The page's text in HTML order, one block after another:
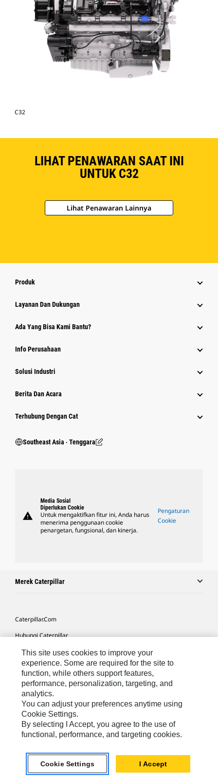
C32
LIHAT PENAWARAN SAAT INI
UNTUK C32
Lihat Penawaran Lainnya
Produk
Layanan Dan Dukungan
Ada Yang Bisa Kami Bantu?
Info Perusahaan
Solusi Industri
Berita Dan Acara
Terhubung Dengan Cat
Southeast Asia ‧ Tenggara
warning
Media Sosial
Diperlukan Cookie
Untuk mengaktifkan fitur ini, Anda harus
menerima penggunaan cookie
penargetan, fungsional, dan kinerja.
Pengaturan
Cookie
Merek Caterpillar
Caterpillar.com
Hubungi Caterpillar
Preferensi Pemasaran Saya
Peta Situs
Cookie Settings
Hukum
Privasi
Asia Tenggara© 2026 Caterpillar. Hak Dilindungi UU.
This site uses cookies to improve your
experience. Some are required for the site to
function, while others support features,
performance, personalization, targeting, and
analytics.
You can adjust your preferences anytime using
Cookie Settings.
By selecting I Accept, you agree to the use of
functional, performance, and targeting cookies.
Cookie Settings I Accept